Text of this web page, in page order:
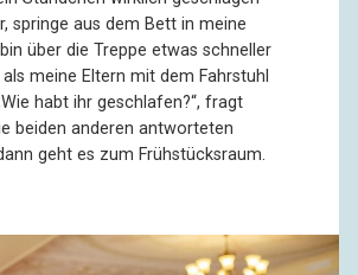
springe aus dem Bett in meine
über die Treppe etwas schneller
meine Eltern mit dem Fahrstuhl
habt ihr geschlafen?“, fragt
beiden anderen antworteten
geht es zum Frühstücksraum.